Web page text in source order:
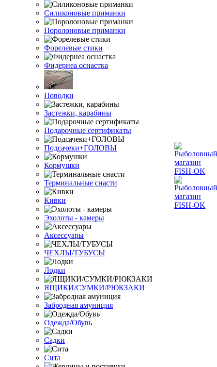
Силиконовые приманки
Поролоновые приманки
Форелевые стики
Фидернеа оснастка
Поводки
Застежки, карабины
Подарочные сертификаты
Подсачеки+ГОЛОВЫ
Кормушки
Терминальные снасти
Кивки
Эхолоты - камеры
Аксессуары
ЧЕХЛЫ/ТУБУСЫ
Лодки
ЯЩИКИ/СУМКИ/РЮКЗАКИ
Забродная амуниция
Одежда/Обувь
Садки
Сита